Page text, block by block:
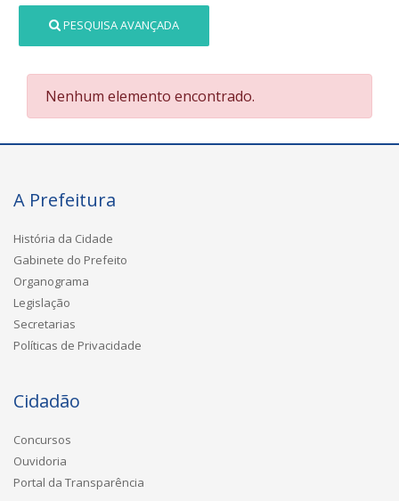
PESQUISA AVANÇADA
Nenhum elemento encontrado.
A Prefeitura
História da Cidade
Gabinete do Prefeito
Organograma
Legislação
Secretarias
Políticas de Privacidade
Cidadão
Concursos
Ouvidoria
Portal da Transparência